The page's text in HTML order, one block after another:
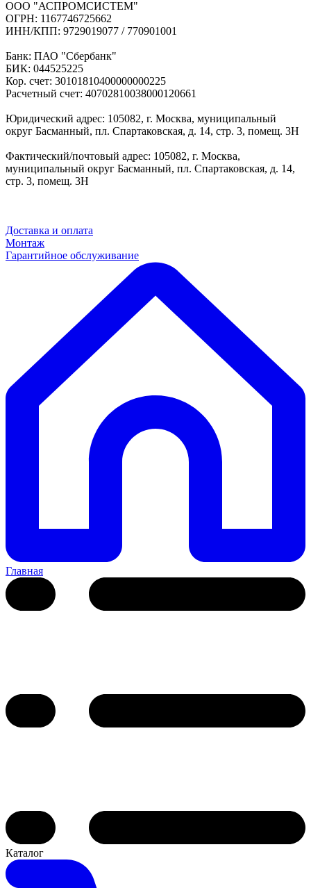
ООО "АСПРОМСИСТЕМ"
ОГРН: 1167746725662
ИНН/КПП: 9729019077 / 770901001
Банк: ПАО "Сбербанк"
БИК: 044525225
Кор. счет: 30101810400000000225
Расчетный счет: 40702810038000120661
Юридический адрес: 105082, г. Москва, муниципальный
округ Басманный, пл. Спартаковская, д. 14, стр. 3, помещ. 3Н
Фактический/почтовый адрес: 105082, г. Москва,
муниципальный округ Басманный, пл. Спартаковская, д. 14,
стр. 3, помещ. 3Н
Доставка и оплата
Монтаж
Гарантийное обслуживание
Главная
Каталог